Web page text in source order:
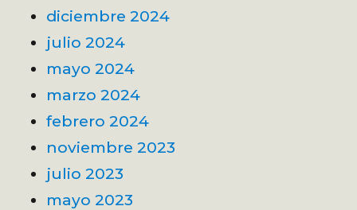
diciembre 2024
julio 2024
mayo 2024
marzo 2024
febrero 2024
noviembre 2023
julio 2023
mayo 2023